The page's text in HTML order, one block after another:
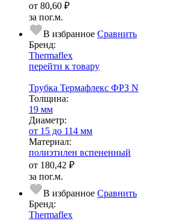
от 80,60 ₽
за пог.м.
В избранное Сравнить
Бренд:
Thermaflex
перейти к товару
Трубка Термафлекс ФРЗ N
Тол­щи­на:
19 мм
Диаметр:
от 15 до 114 мм
Ма­­те­­ри­­ал:
полиэтилен вспененный
от 180,42 ₽
за пог.м.
В избранное Сравнить
Бренд:
Thermaflex